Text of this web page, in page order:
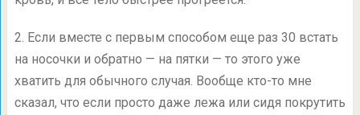
2. Если вместе с первым способом еще раз 30 встать
на носочки и обратно — на пятки — то этого уже
хватить для обычного случая. Вообще кто-то мне
сказал, что если просто даже лежа или сидя покрутить